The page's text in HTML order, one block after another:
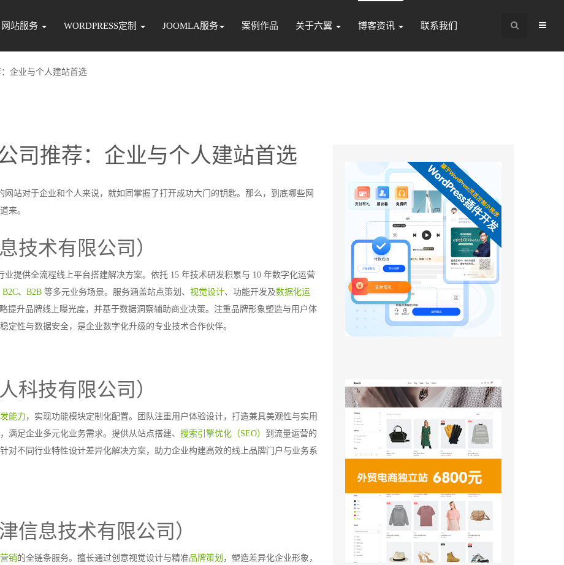
网站服务 WORDPRESS定制 JOOMLA服务 案例作品 关于六翼 博客资讯 联系我们
企业与个人建站首选
司推荐：企业与个人建站首选
站对于企业和个人来说，就如同掌握了打开成功大门的钥匙。那么，到底哪些网
来。
技术有限公司）
业提供全流程线上平台搭建解决方案。依托 15 年技术研发积累与 10 年数字化运营
B2C、 B2B 等多元业务场景。服务涵盖站点策划、 视觉设计、功能开发及数据化运
提升品牌线上曝光度，并基于数据洞察辅助商业决策。注重品牌形象塑造与用户体
定性与数据安全，是企业数字化升级的专业技术合作伙伴。
科技有限公司）
能力，实现功能模块定制化配置。团队注重用户体验设计，打造兼具美观性与实用
满足企业多元化业务需求。提供从站点搭建、 搜索引擎优化（SEO） 到流量运营的
对不同行业特性设计差异化解决方案，助力企业构建高效的线上品牌门户与业务系
信息技术有限公司）
销的全链条服务。擅长通过创意视觉设计与精准品牌策划 ，塑造差异化企业形象，